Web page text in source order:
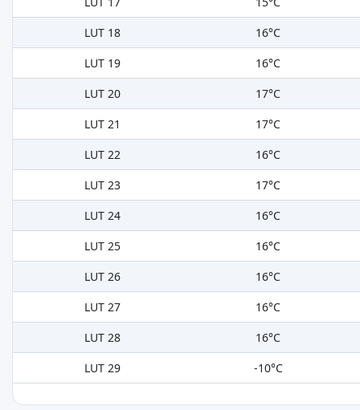
LUT 18
16°C
LUT 19
16°C
LUT 20
17°C
LUT 21
17°C
LUT 22
16°C
LUT 23
17°C
LUT 24
16°C
LUT 25
16°C
LUT 26
16°C
LUT 27
16°C
LUT 28
16°C
LUT 29
-10°C